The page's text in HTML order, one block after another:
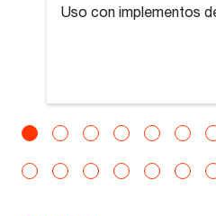
Uso con implementos